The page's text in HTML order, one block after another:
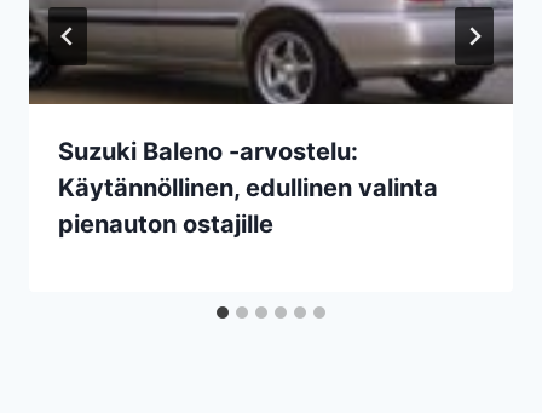
Suzuki Baleno -arvostelu:
Käytännöllinen, edullinen valinta
pienauton ostajille